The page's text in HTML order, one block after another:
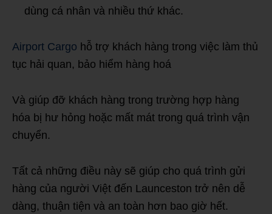
dùng cá nhân và nhiều thứ khác.
Airport Cargo hỗ trợ khách hàng trong việc làm thủ
tục hải quan, bảo hiểm hàng hoá
Và giúp đỡ khách hàng trong trường hợp hàng
hóa bị hư hỏng hoặc mất mát trong quá trình vận
chuyển.
Tất cả những điều này sẽ giúp cho quá trình gửi
hàng của người Việt đến Launceston trở nên dễ
dàng, thuận tiện và an toàn hơn bao giờ hết.